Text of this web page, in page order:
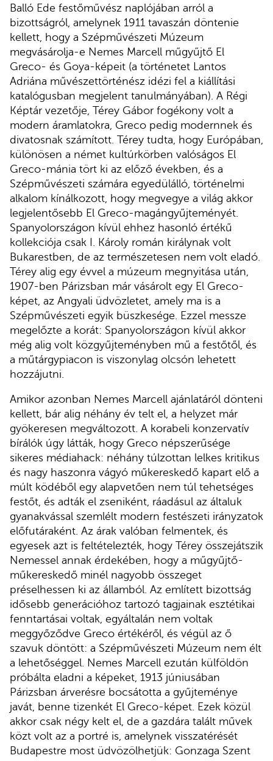
Balló Ede festőművész naplójában arról a
bizottságról, amelynek 1911 tavaszán döntenie
kellett, hogy a Szépművészeti Múzeum
megvásárolja-e Nemes Marcell műgyűjtő El
Greco- és Goya-képeit (a történetet Lantos
Adriána művészettörténész idézi fel a kiállítási
katalógusban megjelent tanulmányában). A Régi
Képtár vezetője, Térey Gábor fogékony volt a
modern áramlatokra, Greco pedig modernnek és
divatosnak számított. Térey tudta, hogy Európában,
különösen a német kultúrkörben valóságos El
Greco-mánia tört ki az előző években, és a
Szépművészeti számára egyedülálló, történelmi
alkalom kínálkozott, hogy megvegye a világ akkor
legjelentősebb El Greco-magángyűjteményét.
Spanyolországon kívül ehhez hasonló értékű
kollekciója csak I. Károly román királynak volt
Bukarestben, de az természetesen nem volt eladó.
Térey alig egy évvel a múzeum megnyitása után,
1907-ben Párizsban már vásárolt egy El Greco-
képet, az Angyali üdvözletet, amely ma is a
Szépművészeti egyik büszkesége. Ezzel messze
megelőzte a korát: Spanyolországon kívül akkor
még alig volt közgyűjteményben mű a festőtől, és
a műtárgypiacon is viszonylag olcsón lehetett
hozzájutni.
Amikor azonban Nemes Marcell ajánlatáról dönteni
kellett, bár alig néhány év telt el, a helyzet már
gyökeresen megváltozott. A korabeli konzervatív
bírálók úgy látták, hogy Greco népszerűsége
sikeres médiahack: néhány túlzottan lelkes kritikus
és nagy haszonra vágyó műkereskedő kapart elő a
múlt ködéből egy alapvetően nem túl tehetséges
festőt, és adták el zseniként, ráadásul az általuk
gyanakvással szemlélt modern festészeti irányzatok
előfutáraként. Az árak valóban felmentek, és
egyesek azt is feltételezték, hogy Térey összejátszik
Nemessel annak érdekében, hogy a műgyűjtő-
műkereskedő minél nagyobb összeget
préselhessen ki az államból. Az említett bizottság
idősebb generációhoz tartozó tagjainak esztétikai
fenntartásai voltak, egyáltalán nem voltak
meggyőződve Greco értékéről, és végül az ő
szavuk döntött: a Szépművészeti Múzeum nem élt
a lehetőséggel. Nemes Marcell ezután külföldön
próbálta eladni a képeket, 1913 júniusában
Párizsban árverésre bocsátotta a gyűjteménye
javát, benne tizenkét El Greco-képet. Ezek közül
akkor csak négy kelt el, de a gazdára talált művek
közt volt az a portré is, amelynek visszatérését
Budapestre most üdvözölhetjük: Gonzaga Szent